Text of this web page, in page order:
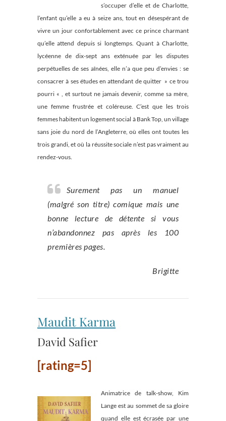
s’occuper d’elle et de Charlotte,
l’enfant qu’elle a eu à seize ans, tout en désespérant de
vivre un jour confortablement avec ce prince charmant
qu’elle attend depuis si longtemps. Quant à Charlotte,
lycéenne de dix-sept ans exténuée par les disputes
perpétuelles de ses aînées, elle n’a que peu d’envies : se
consacrer à ses études en attendant de quitter » ce trou
pourri « , et surtout ne jamais devenir, comme sa mère,
une femme frustrée et coléreuse. C’est que les trois
femmes habitent un logement social à Bank Top, un village
sans joie du nord de l’Angleterre, où elles ont toutes les
trois grandi, et où la réussite sociale n’est pas vraiment au
rendez-vous.
Surement pas un manuel
(malgré son titre) comique mais une
bonne lecture de détente si vous
n’abandonnez pas après les 100
premières pages.
Brigitte
Maudit Karma
David Safier
[rating=5]
Animatrice de talk-show, Kim
Lange est au sommet de sa gloire
quand elle est écrasée par une